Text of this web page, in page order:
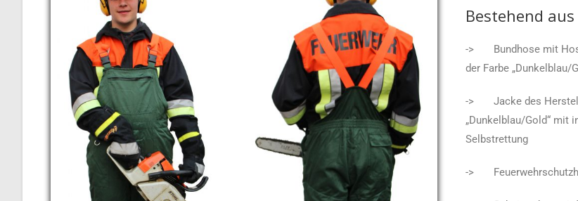
Bestehend aus
-> Bundhose mit
der Farbe „Dunkelblau/
-> Jacke des
„Dunkelblau/Gold“ mit
Selbstrettung
->